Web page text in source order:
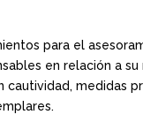
para el
en relación a su
cautividad, medidas